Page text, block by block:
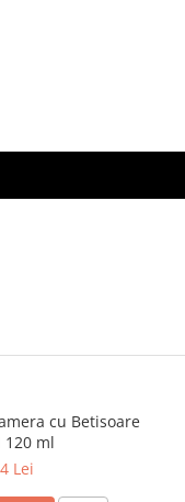
cu Betisoare
120 ml
Lei